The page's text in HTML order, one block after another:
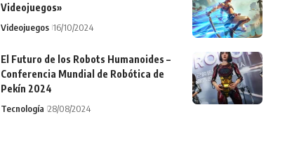
Videojuegos»
Videojuegos 16/10/2024
El Futuro de los Robots Humanoides –
Conferencia Mundial de Robótica de
Pekín 2024
Tecnología 28/08/2024